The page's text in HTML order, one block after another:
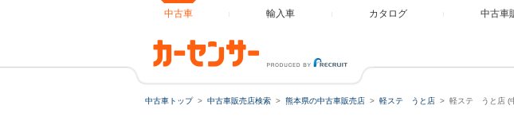
中古車 輸入車 カタログ 中古車
中古車トップ 中古車販売店検索 熊本県の中古車販売店 軽ステ うと店 軽ステ うと店 (